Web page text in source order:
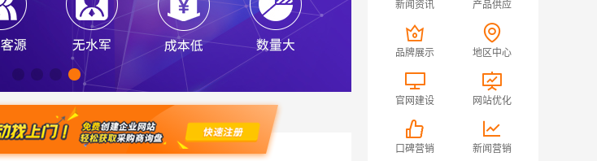
新闻资讯 产品供应
品牌展示 地区中心
官网建设 网站优化
口碑营销 新闻营销